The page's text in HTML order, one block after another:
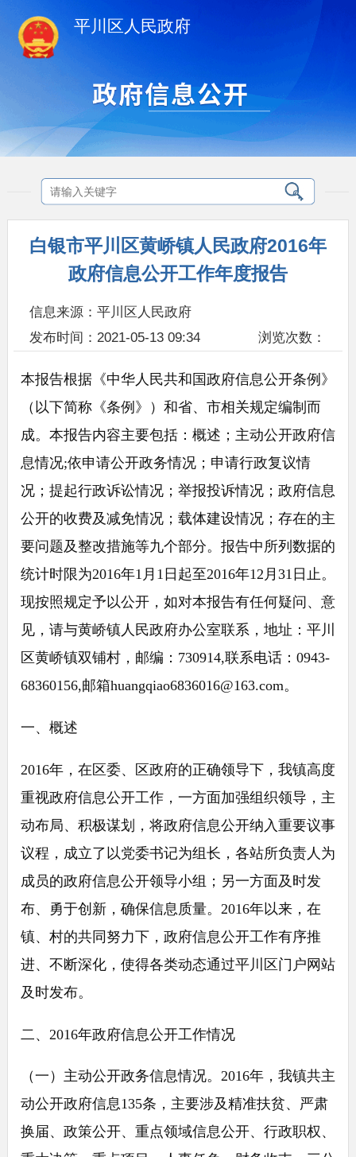
平川区人民政府
白银市平川区黄峤镇人民政府2016年
政府信息公开工作年度报告
信息来源：平川区人民政府
发布时间：2021-05-13 09:34
浏览次数：
本报告根据《中华人民共和国政府信息公开条例》
（以下简称《条例》）和省、市相关规定编制而
成。本报告内容主要包括：概述；主动公开政府信
息情况;依申请公开政务情况；申请行政复议情
况；提起行政诉讼情况；举报投诉情况；政府信息
公开的收费及减免情况；载体建设情况；存在的主
要问题及整改措施等九个部分。报告中所列数据的
统计时限为2016年1月1日起至2016年12月31日止。
现按照规定予以公开，如对本报告有任何疑问、意
见，请与黄峤镇人民政府办公室联系，地址：平川
区黄峤镇双铺村，邮编：730914,联系电话：0943-
68360156,邮箱huangqiao6836016@163.com。
一、概述
2016年，在区委、区政府的正确领导下，我镇高度
重视政府信息公开工作，一方面加强组织领导，主
动布局、积极谋划，将政府信息公开纳入重要议事
议程，成立了以党委书记为组长，各站所负责人为
成员的政府信息公开领导小组；另一方面及时发
布、勇于创新，确保信息质量。2016年以来，在
镇、村的共同努力下，政府信息公开工作有序推
进、不断深化，使得各类动态通过平川区门户网站
及时发布。
二、2016年政府信息公开工作情况
（一）主动公开政务信息情况。2016年，我镇共主
动公开政府信息135条，主要涉及精准扶贫、严肃
换届、政策公开、重点领域信息公开、行政职权、